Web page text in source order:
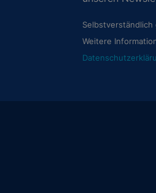
Weitere